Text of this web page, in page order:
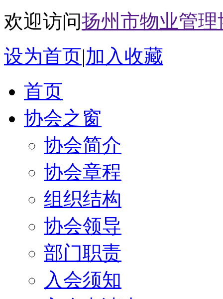
欢迎访问扬州市物业管理
设为首页|加入收藏
首页
协会之窗
协会简介
协会章程
组织结构
协会领导
部门职责
入会须知